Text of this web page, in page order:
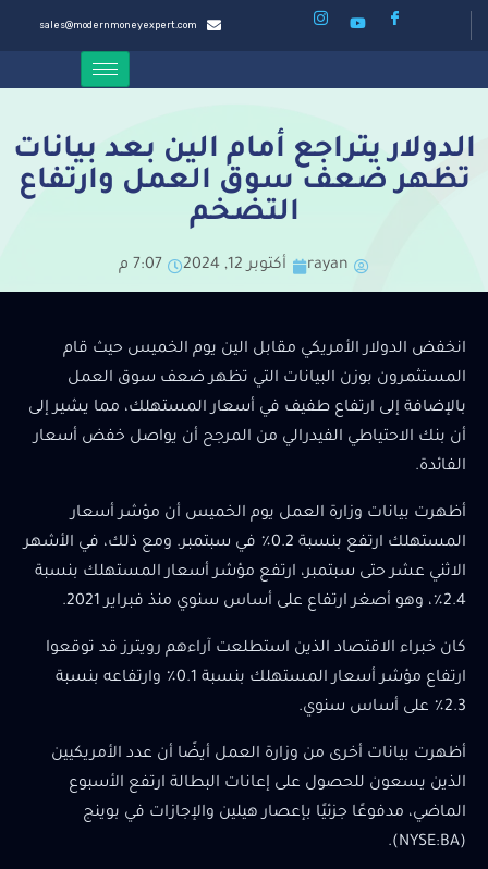
sales@modernmoneyexpert.com
الدولار يتراجع أمام الين بعد بيانات
تظهر ضعف سوق العمل وارتفاع
التضخم
rayan أكتوبر 12, 2024 7:07 م
انخفض الدولار الأمريكي مقابل الين يوم الخميس حيث قام
المستثمرون بوزن البيانات التي تظهر ضعف سوق العمل
بالإضافة إلى ارتفاع طفيف في أسعار المستهلك، مما يشير إلى
أن بنك الاحتياطي الفيدرالي من المرجح أن يواصل خفض أسعار
الفائدة.
أظهرت بيانات وزارة العمل يوم الخميس أن مؤشر أسعار
المستهلك ارتفع بنسبة 0.2٪ في سبتمبر. ومع ذلك، في الأشهر
الاثني عشر حتى سبتمبر، ارتفع مؤشر أسعار المستهلك بنسبة
2.4٪، وهو أصغر ارتفاع على أساس سنوي منذ فبراير 2021.
كان خبراء الاقتصاد الذين استطلعت آراءهم رويترز قد توقعوا
ارتفاع مؤشر أسعار المستهلك بنسبة 0.1٪ وارتفاعه بنسبة
2.3٪ على أساس سنوي.
أظهرت بيانات أخرى من وزارة العمل أيضًا أن عدد الأمريكيين
الذين يسعون للحصول على إعانات البطالة ارتفع الأسبوع
الماضي، مدفوعًا جزئيًا بإعصار هيلين والإجازات في بوينج
(NYSE:BA).